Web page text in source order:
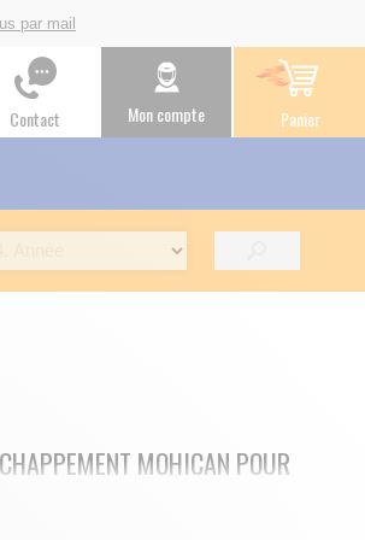
par mail
Contact Mon compte Panier
MOHICAN POUR